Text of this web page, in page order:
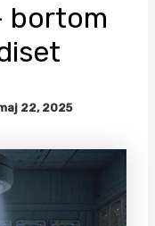
bortom
22, 2025